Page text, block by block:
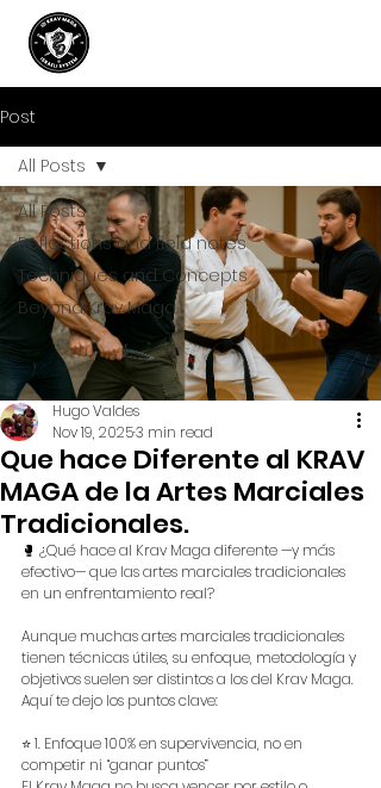
Post
All Posts
Reflections and field notes
Techniques and Concepts
Beyond Krav Maga
All Posts
Que hace Diferente al KRAV
MAGA de la Artes Marciales
Tradicionales.
Hugo Valdes
Nov 19, 20253 min read
🥊 ¿Qué hace al Krav Maga diferente —y más
efectivo— que las artes marciales tradicionales
en un enfrentamiento real?
Aunque muchas artes marciales tradicionales
tienen técnicas útiles, su enfoque, metodología y
objetivos suelen ser distintos a los del Krav Maga.
Aquí te dejo los puntos clave:
⭐ 1. Enfoque 100% en supervivencia, no en
competir ni “ganar puntos”